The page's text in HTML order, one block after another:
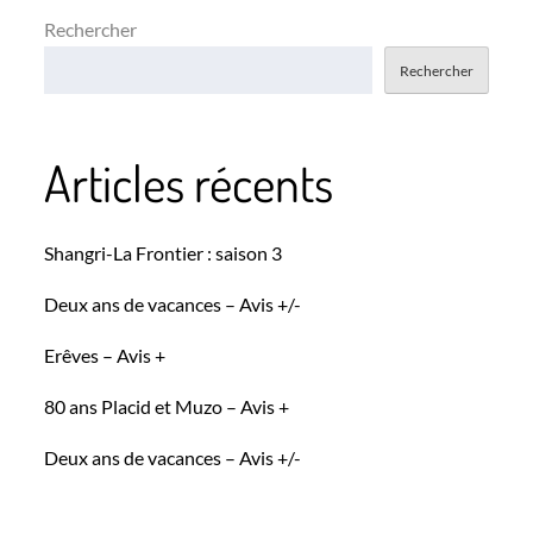
Rechercher
Rechercher
Articles récents
Shangri-La Frontier : saison 3
Deux ans de vacances – Avis +/-
Erêves – Avis +
80 ans Placid et Muzo – Avis +
Deux ans de vacances – Avis +/-